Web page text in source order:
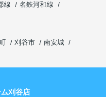
線
名鉄河和線
刈谷市
南安城
刈谷店